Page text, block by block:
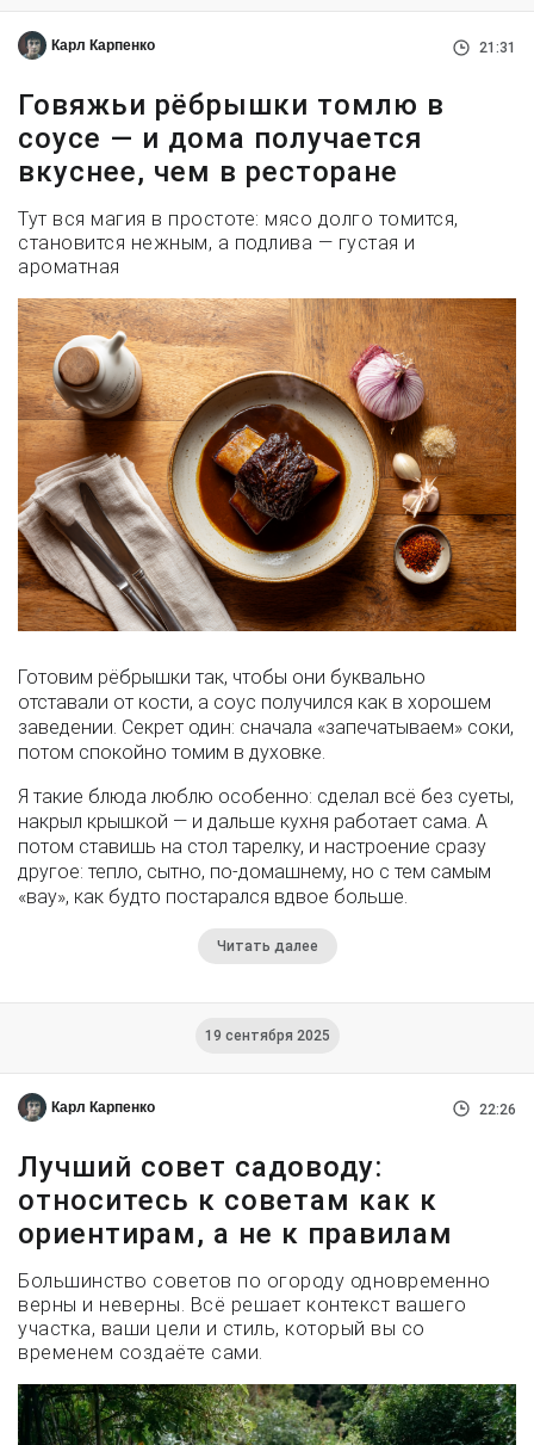
Карл Карпенко 21:31
Говяжьи рёбрышки томлю в
соусе — и дома получается
вкуснее, чем в ресторане
Тут вся магия в простоте: мясо долго томится,
становится нежным, а подлива — густая и
ароматная
Готовим рёбрышки так, чтобы они буквально
отставали от кости, а соус получился как в хорошем
заведении. Секрет один: сначала «запечатываем» соки,
потом спокойно томим в духовке.
Я такие блюда люблю особенно: сделал всё без суеты,
накрыл крышкой — и дальше кухня работает сама. А
потом ставишь на стол тарелку, и настроение сразу
другое: тепло, сытно, по-домашнему, но с тем самым
«вау», как будто постарался вдвое больше.
Читать далее
19 сентября 2025
Карл Карпенко 22:26
Лучший совет садоводу:
относитесь к советам как к
ориентирам, а не к правилам
Большинство советов по огороду одновременно
верны и неверны. Всё решает контекст вашего
участка, ваши цели и стиль, который вы со
временем создаёте сами.